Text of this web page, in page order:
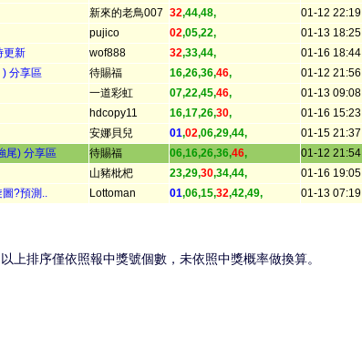
新來的老鳥007 32,44,48, 01-12 22:19
pujico 02,05,22, 01-13 18:25
更新 wof888 32,33,44, 01-16 18:44
) 分享區 待賜福 16,26,36,46, 01-12 21:56
一道彩虹 07,22,45,46, 01-13 09:08
hdcopy11 16,17,26,30, 01-16 15:23
安娜貝兒 01,02,06,29,44, 01-15 21:37
尾) 分享區 待賜福 06,16,26,36,46, 01-12 21:54
山豬枇杷 23,29,30,34,44, 01-16 19:05
?預測.. Lottoman 01,06,15,32,42,49, 01-13 07:19
上排序僅依照報中獎號個數，未依照中獎概率做換算。